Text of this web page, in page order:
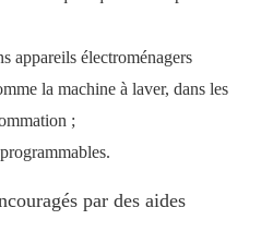
appareils électroménagers
la machine à laver, dans les
;
par des aides